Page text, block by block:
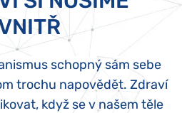
schopný sám sebe
trochu napovědět. Zdraví
když se v našem těle